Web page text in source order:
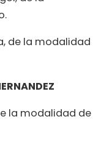
de la modalidad
la modalidad de